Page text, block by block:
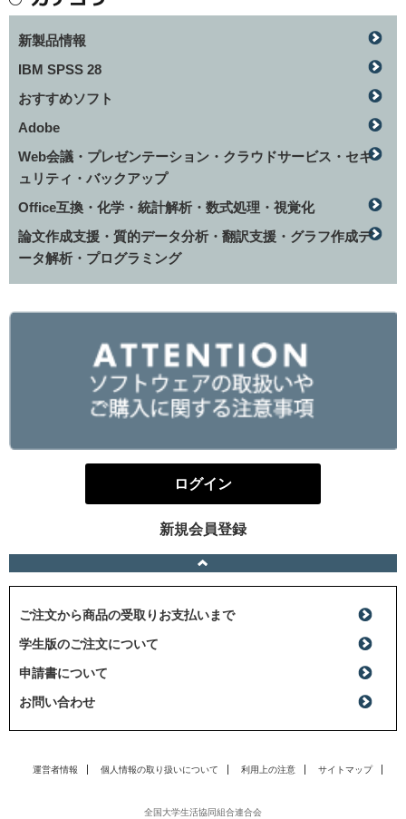
新製品情報
IBM SPSS 28
おすすめソフト
Adobe
Web会議・プレゼンテーション・クラウドサービス・セキ
ュリティ・バックアップ
Office互換・化学・統計解析・数式処理・視覚化
論文作成支援・質的データ分析・翻訳支援・グラフ作成デ
ータ解析・プログラミング
ログイン
新規会員登録
ご注文から商品の受取りお支払いまで
学生版のご注文について
申請書について
お問い合わせ
運営者情報 個人情報の取り扱いについて 利用上の注意 サイトマップ
全国大学生活協同組合連合会